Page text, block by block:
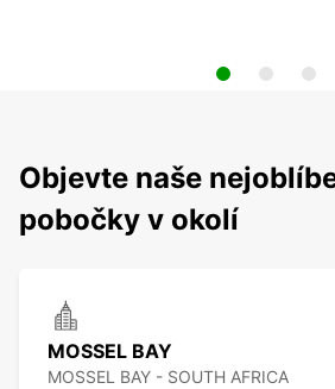
Objevte naše
pobočky v okolí
MOSSEL BAY
MOSSEL BAY - SOUTH AFRICA